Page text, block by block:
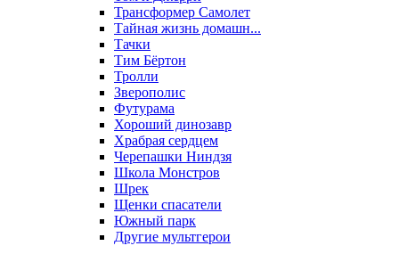
Трансформер Самолет
Тайная жизнь домашн...
Тачки
Тим Бёртон
Тролли
Зверополис
Футурама
Хороший динозавр
Храбрая сердцем
Черепашки Ниндзя
Школа Монстров
Шрек
Щенки спасатели
Южный парк
Другие мультгерои